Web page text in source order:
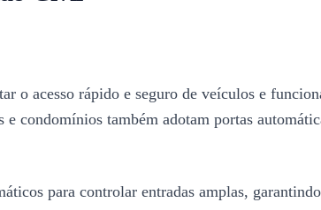
o acesso rápido e seguro de veículos e
condomínios também adotam portas
para controlar entradas amplas,